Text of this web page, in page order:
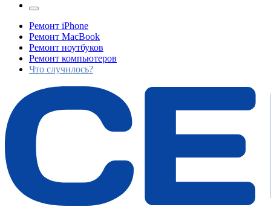
Ремонт iPhone
Ремонт MacBook
Ремонт ноутбуков
Ремонт компьютеров
Что случилось?